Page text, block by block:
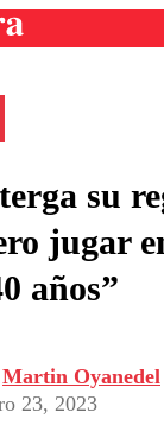
TV
Colo
Deportes
Chilena
Internacional
Practico
en
su
jugar
años”
Martin Oyanedel
23, 2023